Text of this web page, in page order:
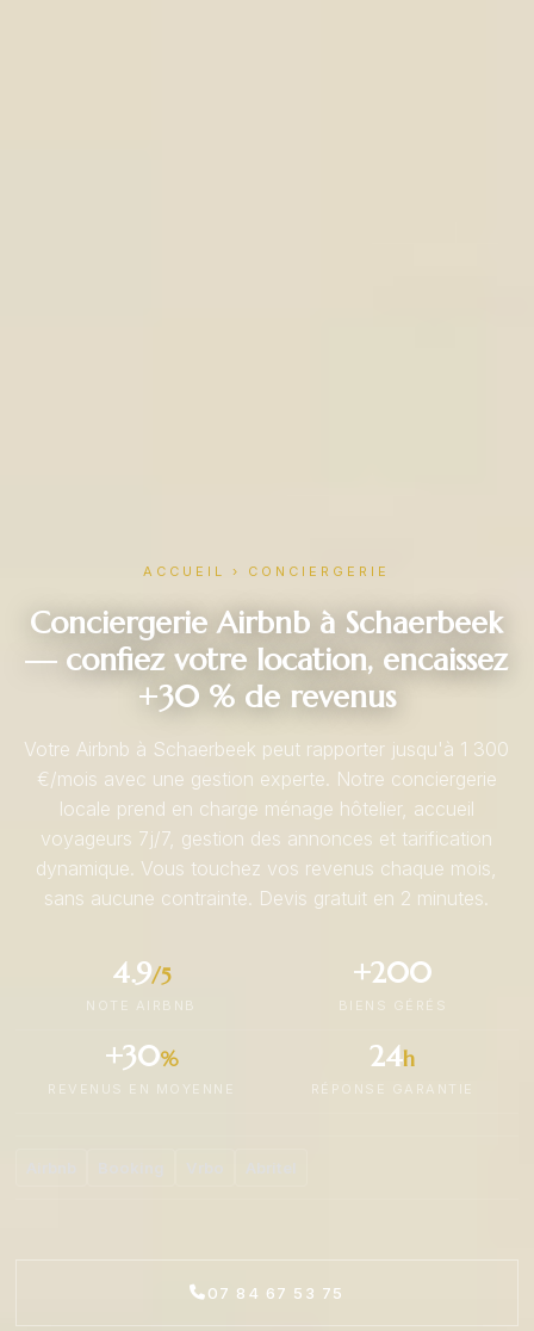
ACCUEIL › CONCIERGERIE
Conciergerie Airbnb à Schaerbeek
— confiez votre location, encaissez
+30 % de revenus
Votre Airbnb à Schaerbeek peut rapporter jusqu'à 1 300
€/mois avec une gestion experte. Notre conciergerie
locale prend en charge ménage hôtelier, accueil
voyageurs 7j/7, gestion des annonces et tarification
dynamique. Vous touchez vos revenus chaque mois,
sans aucune contrainte. Devis gratuit en 2 minutes.
4.9/5
NOTE AIRBNB
+200
BIENS GÉRÉS
+30%
REVENUS EN MOYENNE
24h
RÉPONSE GARANTIE
07 84 67 53 75